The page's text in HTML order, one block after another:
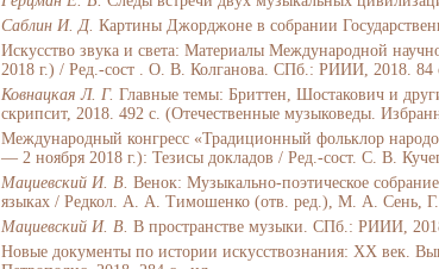
Саблин И. Д. Картины Джорджоне в собрании
Искусство звука и света: Материалы Международной
2018 г.) / Ред.-сост . О. В. Колганова. СПб.: РИИИ, 2018. 84
Ковнацкая Л. Г. Главные темы: Бриттен, Шостакович и
скрипсит, 2018. 492 с. (Отечественные музыковеды.
Международный конгресс «Традиционный фольклор
— 2 ноября 2018 г.): Тезисы докладов / Ред.-сост. С. В.
МациевскийИ. В. Венок: Музыкально-поэтическое
языках / Редкол. А. А. Тимошенко (отв. ред.), М. А. Сень,
Мациевский И. В. В пространстве музыки. СПб.: РИИИ,
Новые документы по истории искусствознания: XX век.